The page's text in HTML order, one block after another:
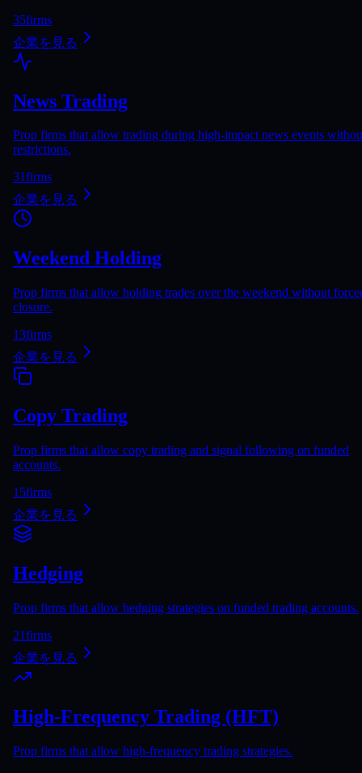
35firms
企業を見る
News Trading
Prop firms that allow trading during high-impact news events
restrictions.
31firms
企業を見る
Weekend Holding
Prop firms that allow holding trades over the weekend without
closure.
13firms
企業を見る
Copy Trading
Prop firms that allow copy trading and signal following on funded
accounts.
15firms
企業を見る
Hedging
Prop firms that allow hedging strategies on funded trading accounts.
21firms
企業を見る
High-Frequency Trading (HFT)
Prop firms that allow high-frequency trading strategies.